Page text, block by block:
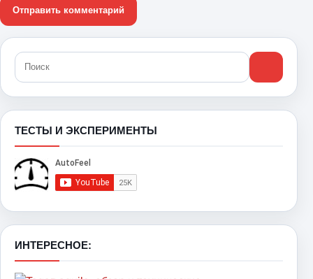
ТЕСТЫ И ЭКСПЕРИМЕНТЫ
ИНТЕРЕСНОЕ: